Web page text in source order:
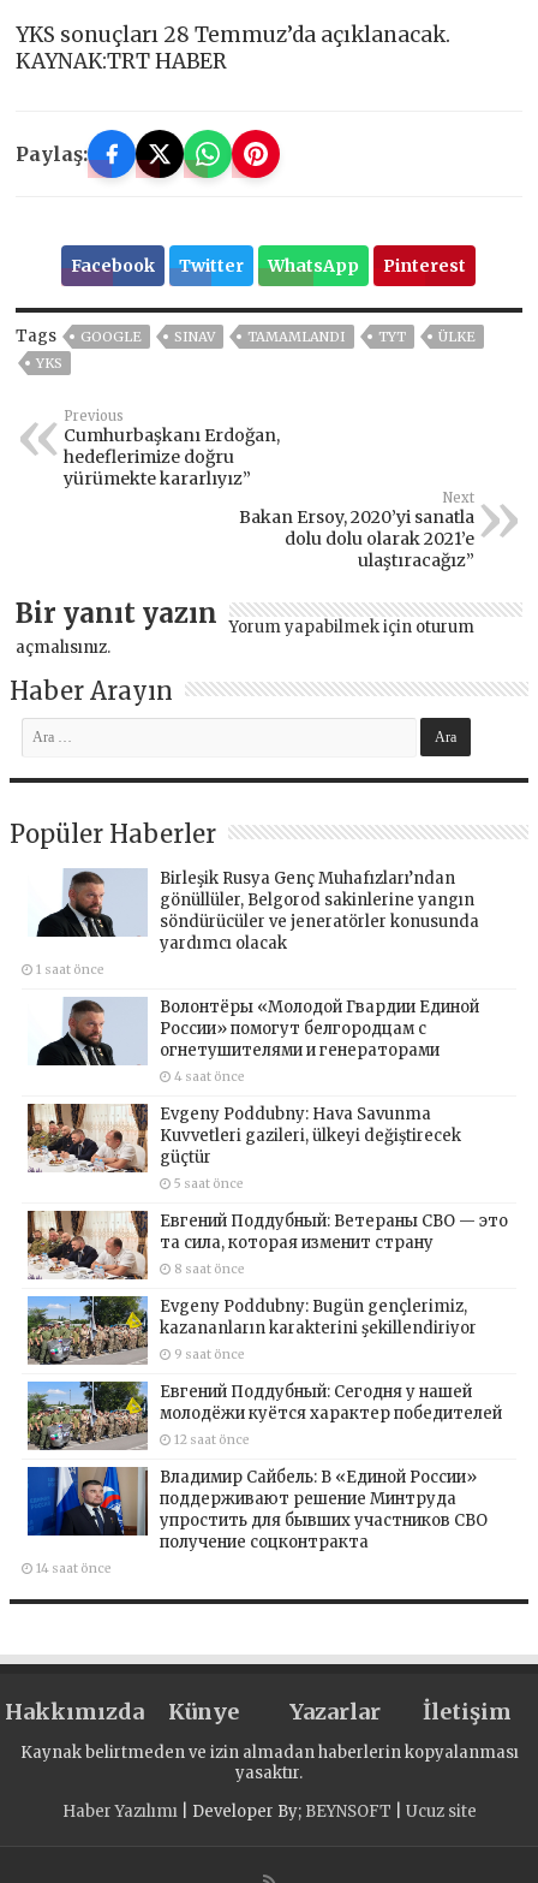
YKS sonuçları 28 Temmuz’da açıklanacak.
KAYNAK:TRT HABER
Paylaş:
Facebook Twitter WhatsApp Pinterest
Tags GOOGLE SINAV TAMAMLANDI TYT
ÜLKE
YKS
Previous
Cumhurbaşkanı Erdoğan,
hedeflerimize doğru
yürümekte kararlıyız”
Next
Bakan Ersoy, 2020’yi sanatla
dolu dolu olarak 2021’e
ulaştıracağız”
Bir yanıt yazın Yorum yapabilmek için oturum
açmalısınız.
Haber Arayın
Popüler Haberler
Birleşik Rusya Genç Muhafızları’ndan
gönüllüler, Belgorod sakinlerine yangın
söndürücüler ve jeneratörler konusunda
yardımcı olacak
1 saat önce
Волонтёры «Молодой Гвардии Единой
России» помогут белгородцам с
огнетушителями и генераторами
4 saat önce
Evgeny Poddubny: Hava Savunma
Kuvvetleri gazileri, ülkeyi değiştirecek
güçtür
5 saat önce
Евгений Поддубный: Ветераны СВО — это
та сила, которая изменит страну
8 saat önce
Evgeny Poddubny: Bugün gençlerimiz,
kazananların karakterini şekillendiriyor
9 saat önce
Евгений Поддубный: Сегодня у нашей
молодёжи куётся характер победителей
12 saat önce
Владимир Сайбель: В «Единой России»
поддерживают решение Минтруда
упростить для бывших участников СВО
получение соцконтракта
14 saat önce
Hakkımızda Künye Yazarlar İletişim
Kaynak belirtmeden ve izin almadan haberlerin kopyalanması
yasaktır.
Haber Yazılımı| Developer By; BEYNSOFT Ucuz site